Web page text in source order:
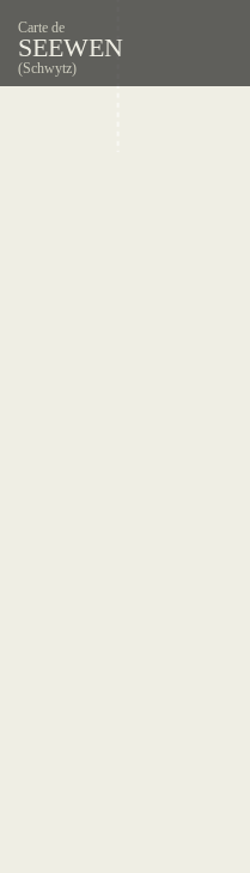
Carte de
SEEWEN
(Schwytz)